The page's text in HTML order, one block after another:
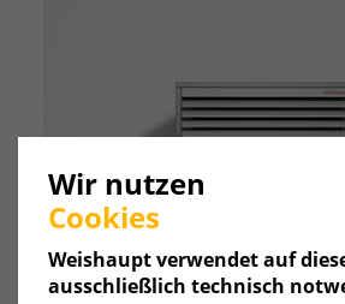
Wir nutzen
Cookies
Weishaupt verwendet auf
ausschließlich technisch